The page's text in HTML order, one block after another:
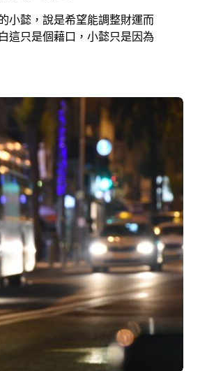
小懿，說是希望能調整財運而
這只是個藉口，小懿只是因為